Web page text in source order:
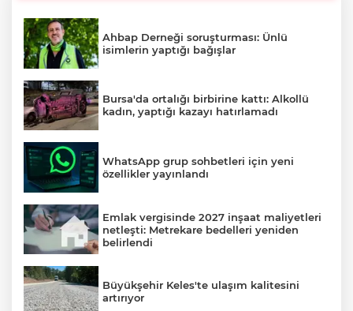
Ahbap Derneği soruşturması: Ünlü
isimlerin yaptığı bağışlar
Bursa'da ortalığı birbirine kattı: Alkollü
kadın, yaptığı kazayı hatırlamadı
WhatsApp grup sohbetleri için yeni
özellikler yayınlandı
Emlak vergisinde 2027 inşaat maliyetleri
netleşti: Metrekare bedelleri yeniden
belirlendi
Büyükşehir Keles'te ulaşım kalitesini
artırıyor